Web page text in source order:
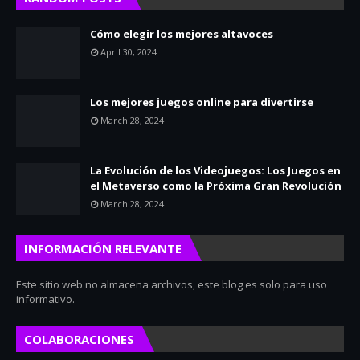
Cómo elegir los mejores altavoces
April 30, 2024
Los mejores juegos online para divertirse
March 28, 2024
La Evolución de los Videojuegos: Los Juegos en
el Metaverso como la Próxima Gran Revolución
March 28, 2024
INFORMACIÓN RELEVANTE
Este sitio web no almacena archivos, este blog es solo para uso
informativo.
COLABORACIONES